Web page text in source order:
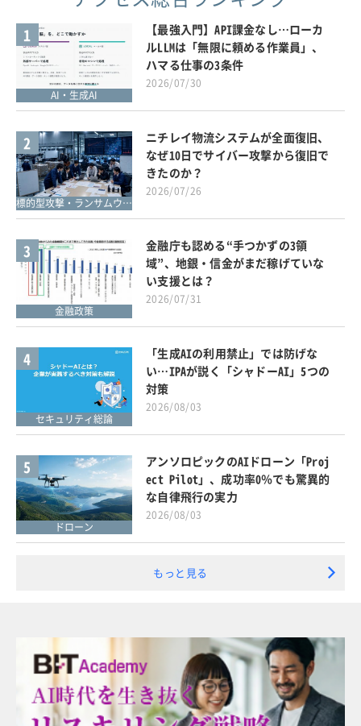
1
AI・生成AI
【最強入門】API課金なし…ローカ
ルLLMは「無限に頼める作業員」、
ハマる仕事の3条件
2026/07/30
2
標的型攻撃・ランサムウェア対策
ニチレイ物流システムが全面復旧、
なぜ10日でサイバー攻撃から復旧で
きたのか？
2026/07/26
3
金融政策
金融庁も認める“手つかずの3領
域”、地銀・信金がまだ稼げていな
い支援とは？
2026/07/31
4
セキュリティ総論
「生成AIの利用禁止」では防げな
い…IPAが説く「シャドーAI」5つの
対策
2026/08/03
5
ドローン
アンソロピックのAIドローン「Proj
ect Pilot」、成功率0％でも驚異的
な自律飛行の実力
2026/08/03
もっと見る